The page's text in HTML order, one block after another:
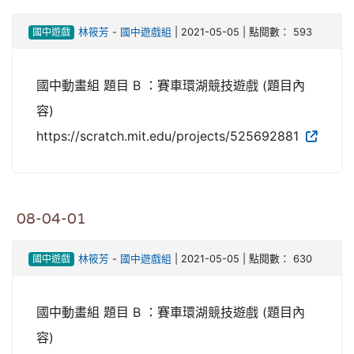
國中遊戲 林筱芳 - 國中遊戲組 | 2021-05-05 | 點閱數： 593
國中動畫組 題目 B ：賽車環湖競技遊戲 (題目內
容)
https://scratch.mit.edu/projects/525692881
08-04-01
國中遊戲 林筱芳 - 國中遊戲組 | 2021-05-05 | 點閱數： 630
國中動畫組 題目 B ：賽車環湖競技遊戲 (題目內
容)